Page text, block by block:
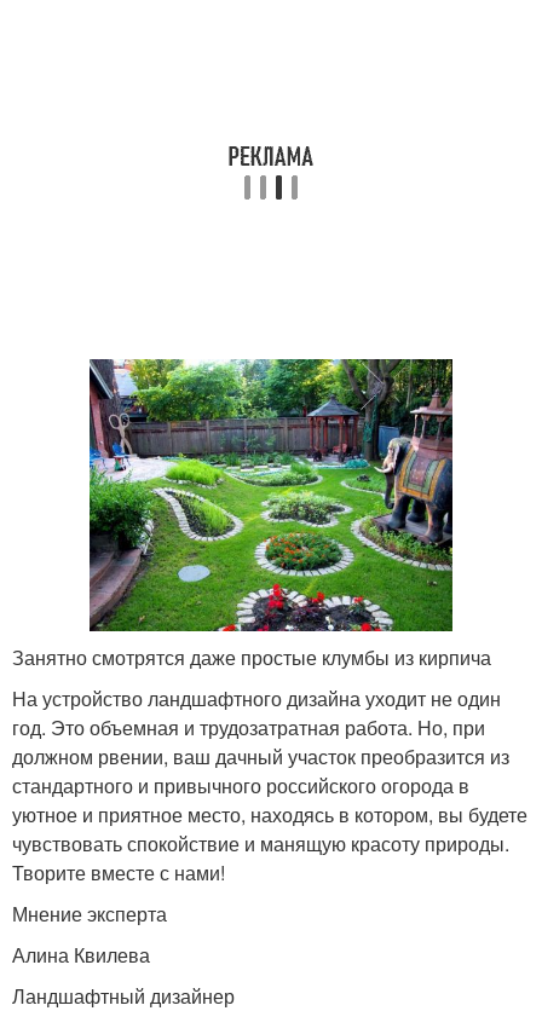
Занятно смотрятся даже простые клумбы из кирпича
На устройство ландшафтного дизайна уходит не один
год. Это объемная и трудозатратная работа. Но, при
должном рвении, ваш дачный участок преобразится из
стандартного и привычного российского огорода в
уютное и приятное место, находясь в котором, вы будете
чувствовать спокойствие и манящую красоту природы.
Творите вместе с нами!
Мнение эксперта
Алина Квилева
Ландшафтный дизайнер